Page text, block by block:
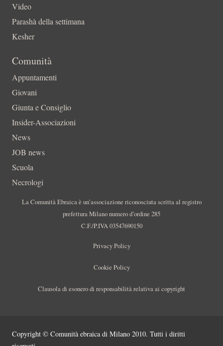
Video
Parashà della settimana
Kesher
Comunità
Appuntamenti
Giovani
Giunta e Consiglio
Insider-Associazioni
News
JOB news
Scuola
Necrologi
La Comunità Ebraica è un’associazione riconosciuta scritta al registro
prefettura Milano numero d’ordine 285
C.F./P.IVA 03547690150
Privacy Policy
Cookie Policy
Clausola di esonero di responsabilità relativa ai copyright
Copyright © Comunità ebraica di Milano 2010. Tutti i diritti